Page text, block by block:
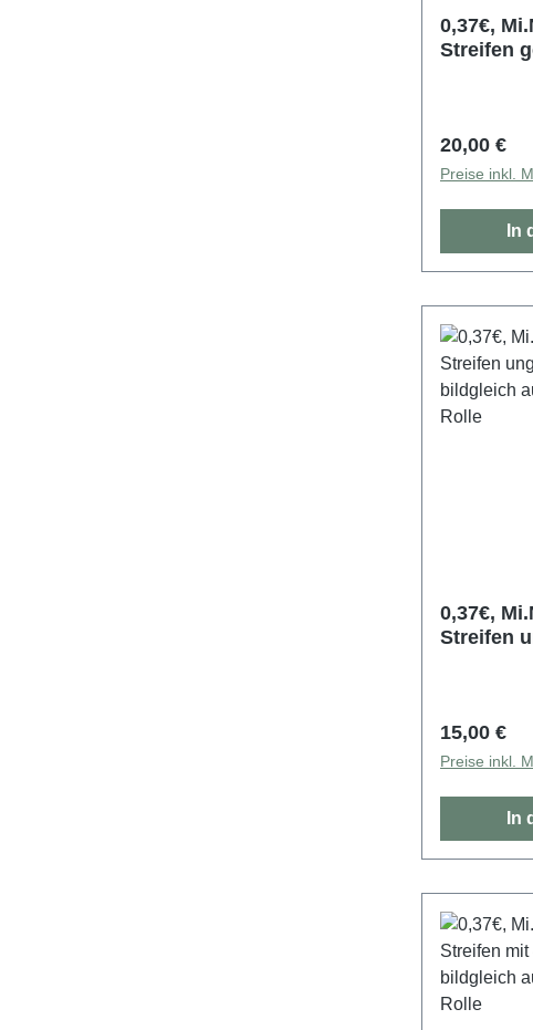
0,37€,
Streifen
Regulärer
20,00 €
Preise inkl.
In
0,37€,
Streifen
Regulärer
15,00 €
Preise inkl.
In